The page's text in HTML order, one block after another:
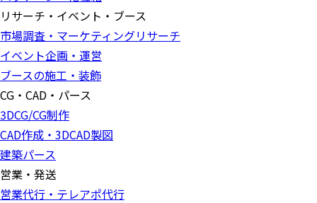
リサーチ・イベント・ブース
市場調査・マーケティングリサーチ
イベント企画・運営
ブースの施工・装飾
CG・CAD・パース
3DCG/CG制作
CAD作成・3DCAD製図
建築パース
営業・発送
営業代行・テレアポ代行